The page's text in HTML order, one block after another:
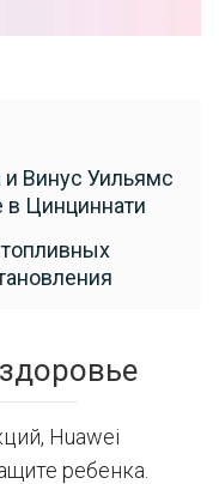
и Винус Уильямс
в Цинциннати
Huawei
ребенка.